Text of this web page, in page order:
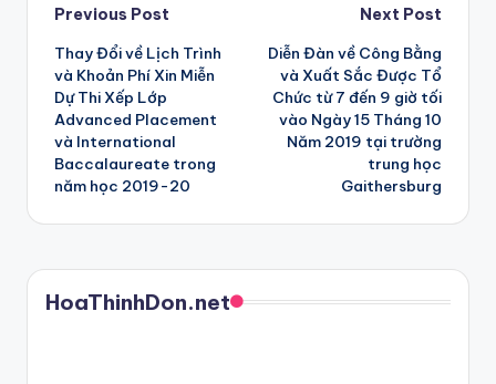
Post
navigation
Previous Post
Thay Đổi về Lịch Trình
và Khoản Phí Xin Miễn
Dự Thi Xếp Lớp
Advanced Placement
và International
Baccalaureate trong
năm học 2019-20
Next Post
Diễn Đàn về Công Bằng
và Xuất Sắc Được Tổ
Chức từ 7 đến 9 giờ tối
vào Ngày 15 Tháng 10
Năm 2019 tại trường
trung học
Gaithersburg
HoaThinhDon.net